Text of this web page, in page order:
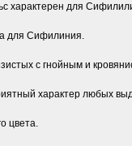
характерен для
для Сифилиния.
с гнойным и
характер любых
цвета.